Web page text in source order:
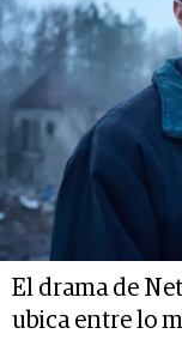
El drama de
ubica entre lo